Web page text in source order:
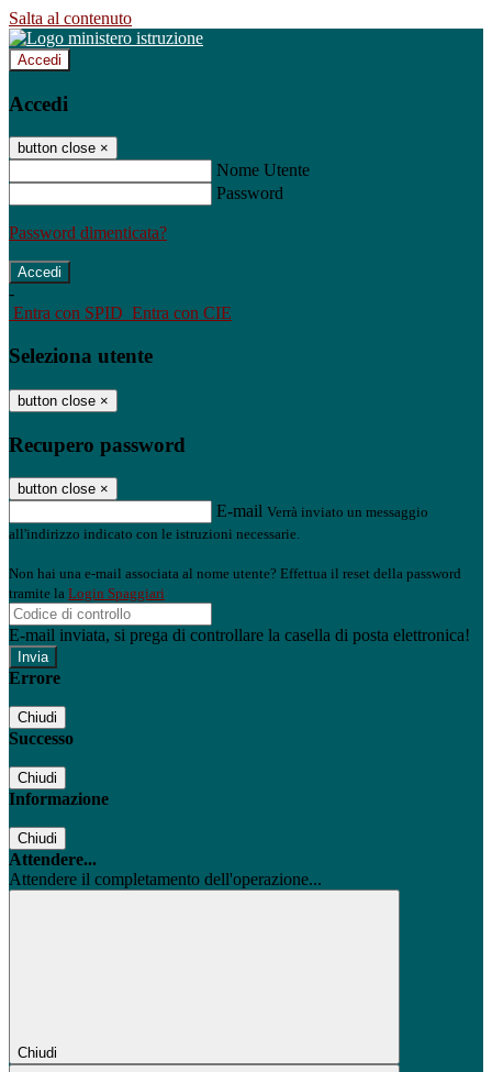
Salta al contenuto
Accedi
Accedi
button close ×
Nome Utente
Password
Password dimenticata?
-
Entra con SPID Entra con CIE
Seleziona utente
button close ×
Recupero password
button close ×
E-mail Verrà inviato un messaggio
all'indirizzo indicato con le istruzioni necessarie.
Non hai una e-mail associata al nome utente? Effettua il reset della password
tramite la Login Spaggiari
E-mail inviata, si prega di controllare la casella di posta elettronica!
Errore
Chiudi
Successo
Chiudi
Informazione
Chiudi
Attendere...
Attendere il completamento dell'operazione...
Chiudi